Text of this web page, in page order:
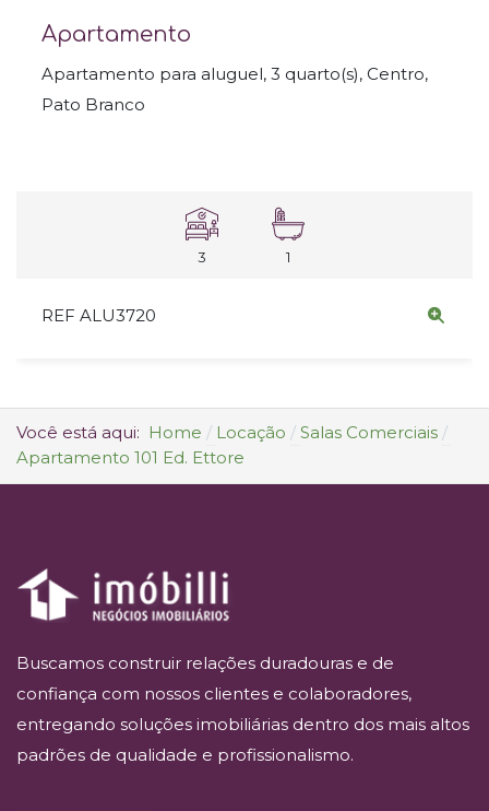
Apartamento
Apartamento para aluguel, 3 quarto(s), Centro,
Pato Branco
3 1
REF ALU3720
Você está aqui: Home Locação
Salas Comerciais
Apartamento 101 Ed. Ettore
Buscamos construir relações duradouras e de
confiança com nossos clientes e colaboradores,
entregando soluções imobiliárias dentro dos mais altos
padrões de qualidade e profissionalismo.